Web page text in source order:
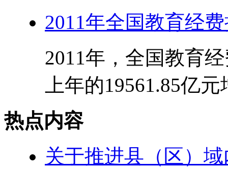
2011年全国教育经
2011年，全国教育
上年的19561.85亿
热点内容
关于推进县（区）